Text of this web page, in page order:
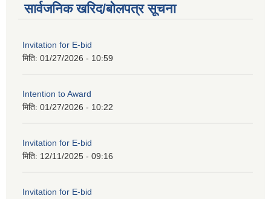
सार्वजनिक खरिद/बोलपत्र सूचना
Invitation for E-bid
मिति: 01/27/2026 - 10:59
Intention to Award
मिति: 01/27/2026 - 10:22
Invitation for E-bid
मिति: 12/11/2025 - 09:16
Invitation for E-bid